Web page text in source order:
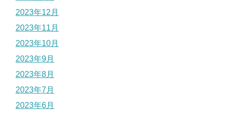
2023年12月
2023年11月
2023年10月
2023年9月
2023年8月
2023年7月
2023年6月